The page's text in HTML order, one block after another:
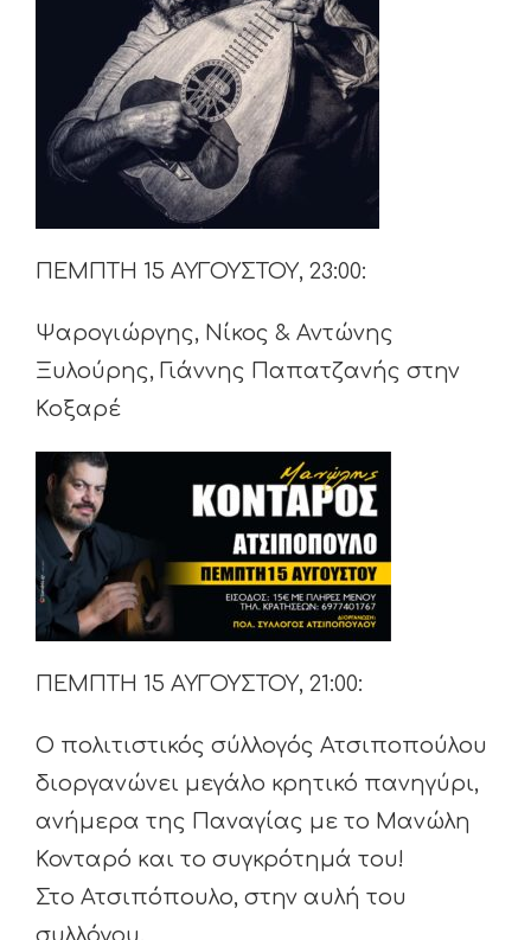
ΠΕΜΠΤΗ 15 ΑΥΓΟΥΣΤΟΥ, 23:00:
Ψαρογιώργης, Νίκος & Αντώνης
Ξυλούρης, Γιάννης Παπατζανής στην
Κοξαρέ
ΠΕΜΠΤΗ 15 ΑΥΓΟΥΣΤΟΥ, 21:00:
Ο πολιτιστικός σύλλογός Ατσιποπούλου
διοργανώνει μεγάλο κρητικό πανηγύρι,
ανήμερα της Παναγίας με το Μανώλη
Κονταρό και το συγκρότημά του!
Στο Ατσιπόπουλο, στην αυλή του
συλλόγου.